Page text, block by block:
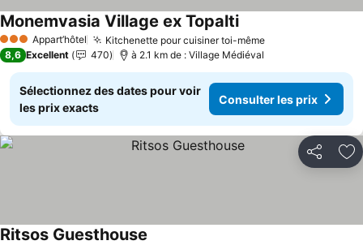
3 ÉtoilesAppart’hôtel Kitchenette pour cuisiner toi-mêmeConsulter les
Monemvasia Village ex TopaltiConsulter les prix
8,6 Excellent 470 à 2.1 km de : Village Médiéval
Sélectionnez des dates pour voir
les prix exacts
Consulter les prix
Partager
Ritsos Guesthouse